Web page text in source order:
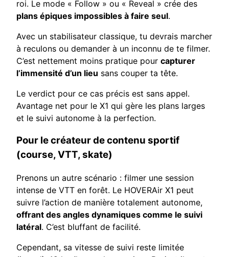
roi. Le mode « Follow » ou « Reveal » crée des
plans épiques impossibles à faire seul.
Avec un stabilisateur classique, tu devrais marcher
à reculons ou demander à un inconnu de te filmer.
C’est nettement moins pratique pour capturer
l’immensité d’un lieu sans couper ta tête.
Le verdict pour ce cas précis est sans appel.
Avantage net pour le X1 qui gère les plans larges
et le suivi autonome à la perfection.
Pour le créateur de contenu sportif
(course, VTT, skate)
Prenons un autre scénario : filmer une session
intense de VTT en forêt. Le HOVERAir X1 peut
suivre l’action de manière totalement autonome,
offrant des angles dynamiques comme le suivi
latéral. C’est bluffant de facilité.
Cependant, sa vitesse de suivi reste limitée